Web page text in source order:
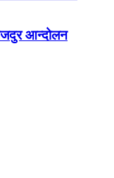
आन्दोलन